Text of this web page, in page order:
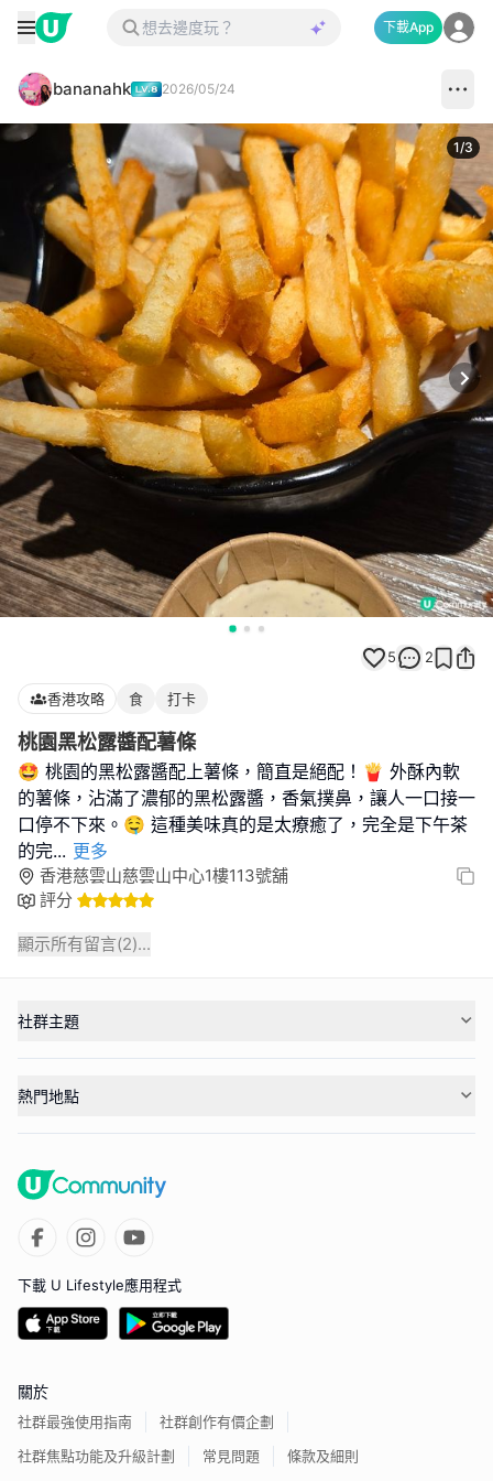
下載App
bananahk 2026/05/24
1/3
5 2
香港攻略 食 打卡
桃園黑松露醬配薯條
🤩 桃園的黑松露醬配上薯條，簡直是絕配！🍟 外酥內軟
的薯條，沾滿了濃郁的黑松露醬，香氣撲鼻，讓人一口接一
口停不下來。🤤 這種美味真的是太療癒了，完全是下午茶
的完... 更多
香港慈雲山慈雲山中心1樓113號舖
評分
顯示所有留言(2)...
社群主題
熱門地點
下載 U Lifestyle應用程式
關於
社群最強使用指南
社群創作有價企劃
社群焦點功能及升級計劃
常見問題 條款及細則